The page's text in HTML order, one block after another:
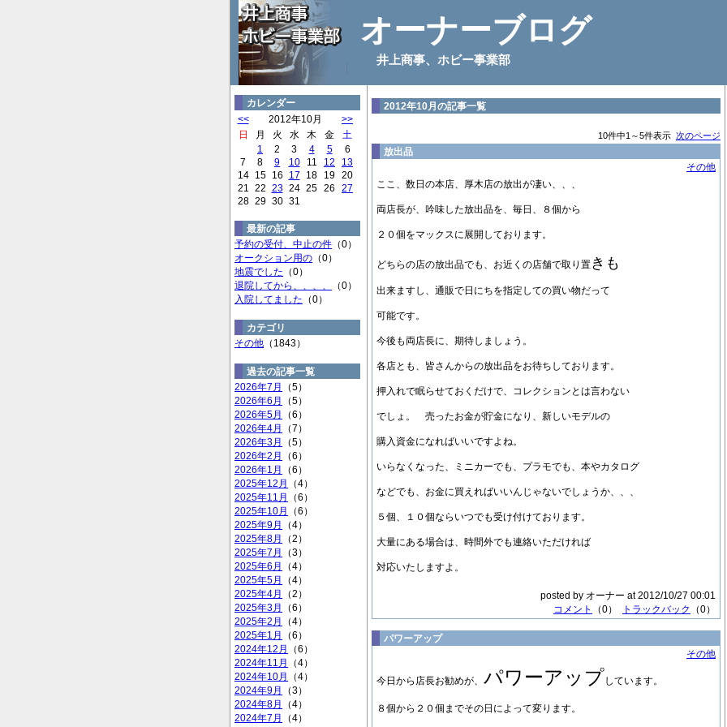
オーナーブログ
井上商事、ホビー事業部
カレンダー
<<
2012年10月
>>
日
月 火 水 木 金
土
1
2 3 4 5
6
7
8 9 10 11 12
13
14
15 16 17 18 19 20
21 22 23 24 25 26
27
28 29 30 31
最新の記事
予約の受付、中止の件 （0）
オークション用の （0）
地震でした （0）
退院してから、、、、
（0）
入院してました （0）
カテゴリ
その他 （1843）
過去の記事一覧
2026年7月
（5）
2026年6月
（5）
2026年5月
（6）
2026年4月
（7）
2026年3月
（5）
2026年2月
（6）
2026年1月
（6）
2025年12月
（4）
2025年11月
（6）
2025年10月
（6）
2025年9月
（4）
2025年8月
（2）
2025年7月
（3）
2025年6月
（4）
2025年5月
（4）
2025年4月
（2）
2025年3月
（6）
2025年2月
（4）
2025年1月
（6）
2024年12月
（6）
2024年11月
（4）
2024年10月
（4）
2024年9月
（3）
2024年8月
（4）
2024年7月
（4）
2012年10月の記事一覧
10件中1～5件表示 次のページ
放出品
その他
ここ、数日の本店、厚木店の放出が凄い、、、
両店長が、吟味した放出品を、毎日、８個から
２０個をマックスに展開しております。
どちらの店の放出品でも、お近くの店舗で取り置 きも
出来ますし、通販で日にちを指定しての買い物だって
可能です。
今後も両店長に、期待しましょう。
各店とも、皆さんからの放出品をお待ちしております。
押入れで眠らせておくだけで、コレクションとは言わない
でしょ。 売ったお金が貯金になり、新しいモデルの
購入資金になればいいですよね。
いらなくなった、ミニカーでも、プラモでも、本やカタログ
などでも、お金に買えればいいんじゃないでしょうか、、、
５個、１０個ならいつでも受け付けております。
大量にある場合は、時間外でも連絡いただければ
対応いたしますよ。
posted by オーナー at 2012/10/27 00:01
コメント
（0） トラックバック （0）
パワーアップ
その他
今日から店長お勧めが、 パワーアップしています。
８個から２０個までその日によって変ります。